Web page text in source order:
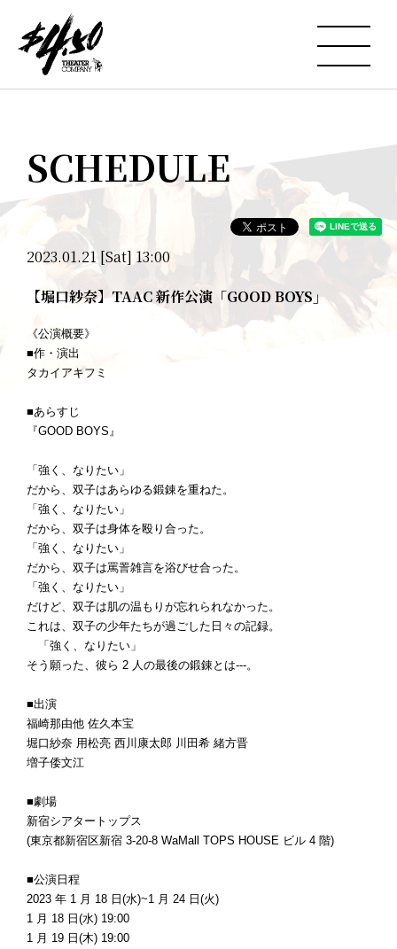
SCHEDULE
2023.01.21 [Sat] 13:00
【堀口紗奈】TAAC 新作公演「GOOD BOYS」
《公演概要》
■作・演出
タカイアキフミ
■あらすじ
『GOOD BOYS』
「強く、なりたい」
だから、双子はあらゆる鍛錬を重ねた。
「強く、なりたい」
だから、双子は身体を殴り合った。
「強く、なりたい」
だから、双子は罵詈雑言を浴びせ合った。
「強く、なりたい」
だけど、双子は肌の温もりが忘れられなかった。
これは、双子の少年たちが過ごした日々の記録。
「強く、なりたい」
そう願った、彼ら 2 人の最後の鍛錬とは---。
■出演
福崎那由他 佐久本宝
堀口紗奈 用松亮 西川康太郎 川田希 緒方晋
増子倭文江
■劇場
新宿シアタートップス
(東京都新宿区新宿 3-20-8 WaMall TOPS HOUSE ビル 4 階)
■公演日程
2023 年 1 月 18 日(水)~1 月 24 日(火)
1 月 18 日(水) 19:00
1 月 19 日(木) 19:00